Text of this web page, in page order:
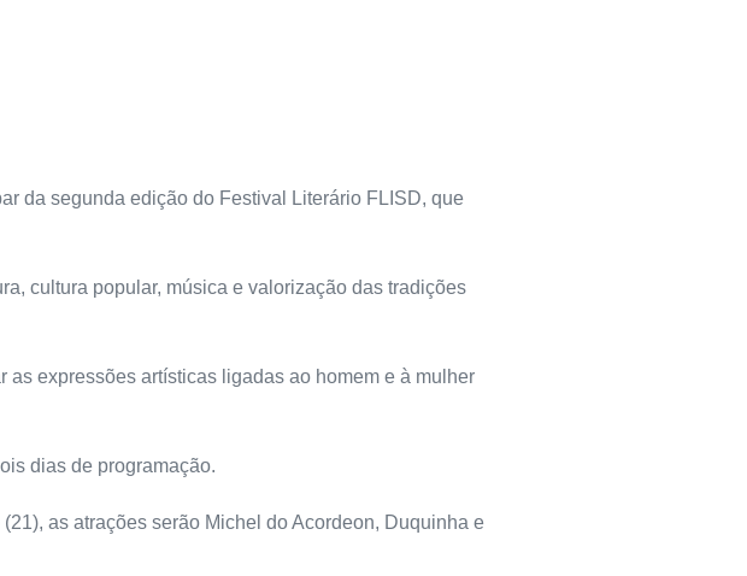
da segunda edição do Festival Literário FLISD, que
cultura popular, música e valorização das tradições
expressões artísticas ligadas ao homem e à mulher
dias de programação.
as atrações serão Michel do Acordeon, Duquinha e